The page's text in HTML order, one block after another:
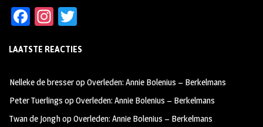
Fa
b
oo
k
In
ag
m
tt
LAATSTE REACTIES
Nelleke de bresseropOverleden: Annie Bolenius – Berkelmans
Peter Tuerlings opOverleden: Annie Bolenius – Berkelmans
Twan de JonghopOverleden: Annie Bolenius – Berkelmans